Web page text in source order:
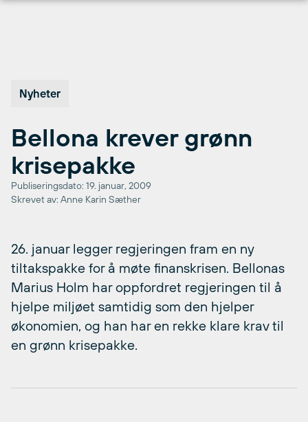
Nyheter
Bellona krever grønn
krisepakke
Publiseringsdato: 19. januar, 2009
Skrevet av: Anne Karin Sæther
26. januar legger regjeringen fram en ny
tiltakspakke for å møte finanskrisen. Bellonas
Marius Holm har oppfordret regjeringen til å
hjelpe miljøet samtidig som den hjelper
økonomien, og han har en rekke klare krav til
en grønn krisepakke.